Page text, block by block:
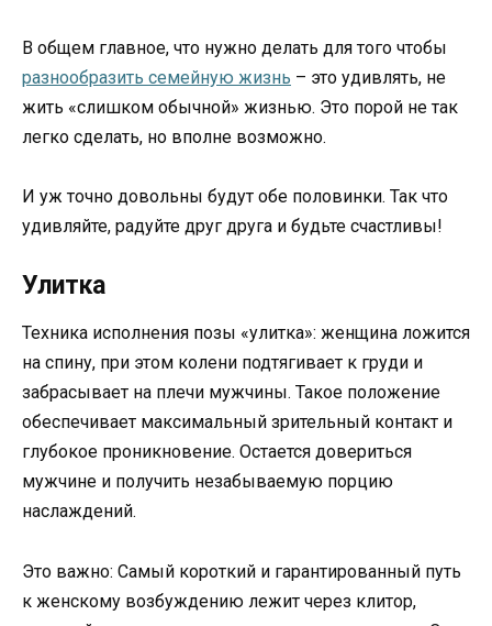
В общем главное, что нужно делать для того чтобы
разнообразить семейную жизнь – это удивлять, не
жить «слишком обычной» жизнью. Это порой не так
легко сделать, но вполне возможно.
И уж точно довольны будут обе половинки. Так что
удивляйте, радуйте друг друга и будьте счастливы!
Улитка
Техника исполнения позы «улитка»: женщина ложится
на спину, при этом колени подтягивает к груди и
забрасывает на плечи мужчины. Такое положение
обеспечивает максимальный зрительный контакт и
глубокое проникновение. Остается довериться
мужчине и получить незабываемую порцию
наслаждений.
Это важно: Самый короткий и гарантированный путь
к женскому возбуждению лежит через клитор,